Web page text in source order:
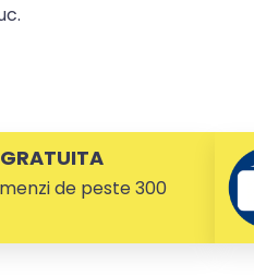
de peste 300